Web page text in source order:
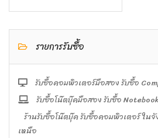
รายการรับซื้อ
รับซื้อคอมพิวเตอร์มือสอง รับซื้อ
รับซื้อโน๊ตบุ๊คมือสอง รับซื้อ
ร้านรับซื้อโน๊ตบุ๊ค รับซื้อคอมพิวเตอร์ ในจั
เหนือ